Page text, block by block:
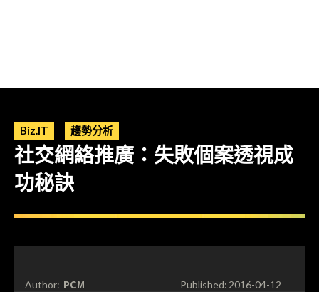
Biz.IT 趨勢分析
社交網絡推廣：失敗個案透視成
功秘訣
Author: PCM Published:2016-04-12